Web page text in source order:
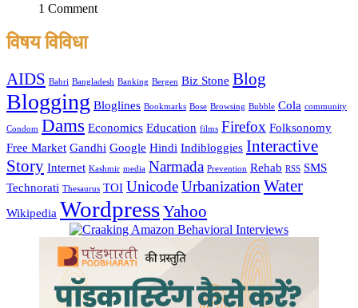
1 Comment
विषय विविधा
AIDS Babri Bangladesh Banking Bergen Biz Stone Blog
Blogging Bloglines Bookmarks Bose Browsing Bubble Cola community
Condom Dams Economics Education films Firefox Folksonomy
Free Market Gandhi Google Hindi Indibloggies Interactive
Story Internet Kashmir media Narmada Prevention Rehab RSS SMS
Technorati Thesaurus TOI UnicodeUrbanization Water
Wikipedia WordpressYahoo